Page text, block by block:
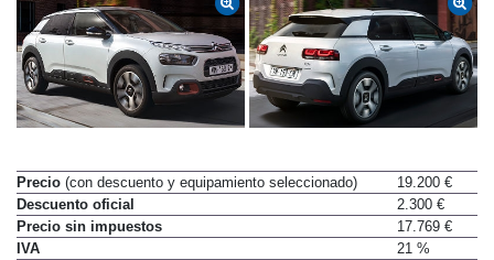
Precio (con descuento y equipamiento seleccionado)
19.200 €
Descuento oficial
2.300 €
Precio sin impuestos
17.769 €
IVA
21 %